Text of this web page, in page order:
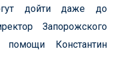
дойти даже до
Запорожского
помощи Константин